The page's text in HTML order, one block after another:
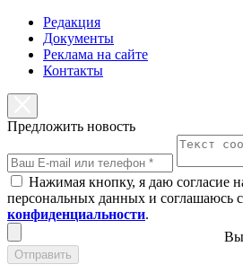
Редакция
Документы
Реклама на сайте
Контакты
Предложить новость
Нажимая кнопку, я даю согласие
персональных данных и соглашаюсь с
конфиденциальности.
Отправить